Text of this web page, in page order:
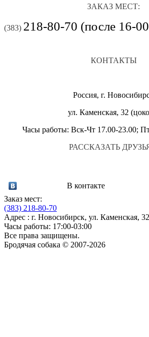
ЗАКАЗ МЕСТ:
(383) 218-80-70 (после 16-
КОНТАКТЫ
Россия, г.
ул. Каменская, 32
Часы работы: Вск-Чт 17.00-23.00;
РАССКАЗАТЬ
В контакте
Заказ мест:
(383) 218-80-70
Адрес : г. Новосибирск, ул. Каменская,
Часы работы: 17:00-03:00
Все права защищены.
Бродячая собака © 2007-2026